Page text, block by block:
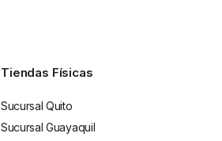
Tiendas Físicas
Sucursal Quito
Sucursal Guayaquil